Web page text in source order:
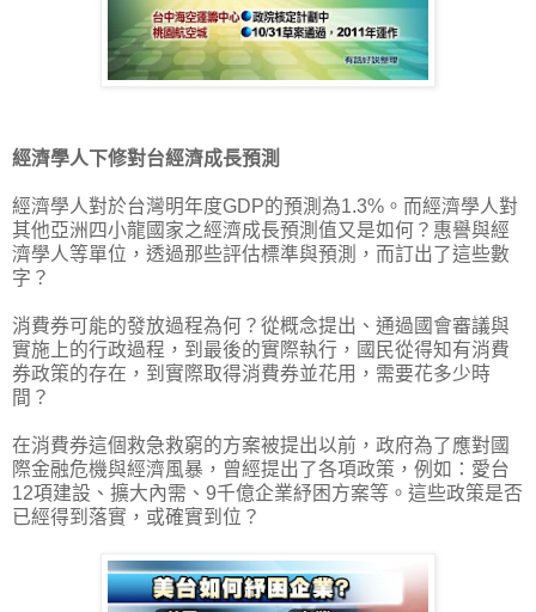
經濟學人下修對台經濟成長預測
經濟學人對於台灣明年度GDP的預測為1.3%。而經濟學人對
其他亞洲四小龍國家之經濟成長預測值又是如何？惠譽與經
濟學人等單位，透過那些評估標準與預測，而訂出了這些數
字？
消費券可能的發放過程為何？從概念提出、通過國會審議與
實施上的行政過程，到最後的實際執行，國民從得知有消費
券政策的存在，到實際取得消費券並花用，需要花多少時
間？
在消費券這個救急救窮的方案被提出以前，政府為了應對國
際金融危機與經濟風暴，曾經提出了各項政策，例如：愛台
12項建設、擴大內需、9千億企業紓困方案等。這些政策是否
已經得到落實，或確實到位？